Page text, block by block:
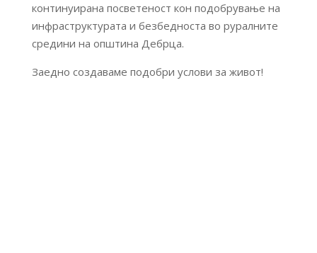
континуирана посветеност кон подобрување на
инфраструктурата и безбедноста во руралните
средини на општина Дебрца.
Заедно создаваме подобри услови за живот!